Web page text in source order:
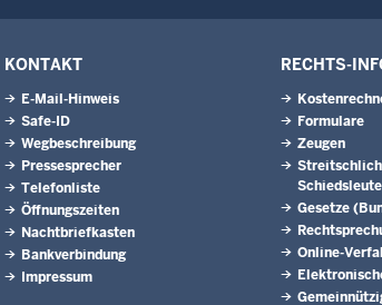
KONTAKT
E-Mail-Hinweis
Safe-ID
Wegbeschreibung
Pressesprecher
Telefonliste
Öffnungszeiten
Nachtbriefkasten
Bankverbindung
Impressum
RECHTS-
Formulare
Zeugen
Schiedsleute
Gesetze
Online-